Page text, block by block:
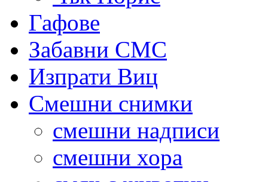
Гафове
Забавни СМС
Изпрати Виц
Смешни снимки
смешни надписи
смешни хора